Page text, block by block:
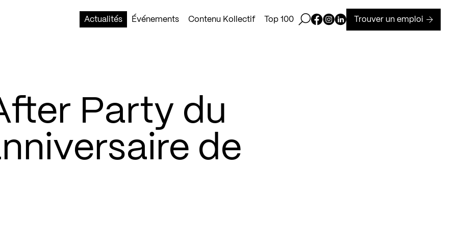
Actualités
Événements Contenu Kollectif Top 100 Ouvrir la barre de recherche
Page Facebook de Kollectif
Page Instagram de Kollectif
Page Linkedin de Kollectif
Trouver un emploi
Party du
de